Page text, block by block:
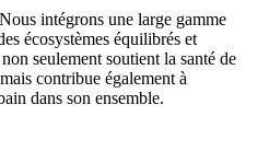
Nous intégrons une large gamme
écosystèmes équilibrés et
seulement soutient la santé de
contribue également à
dans son ensemble.